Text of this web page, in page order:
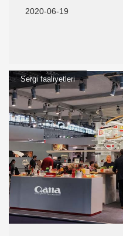
2020-06-19
Sergi faaliyetleri